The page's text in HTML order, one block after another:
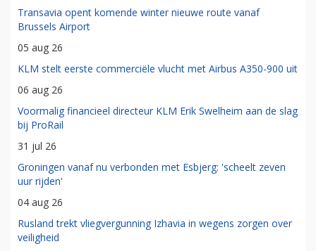
Transavia opent komende winter nieuwe route vanaf
Brussels Airport
05 aug 26
KLM stelt eerste commerciële vlucht met Airbus A350-900 uit
06 aug 26
Voormalig financieel directeur KLM Erik Swelheim aan de slag
bij ProRail
31 jul 26
Groningen vanaf nu verbonden met Esbjerg: 'scheelt zeven
uur rijden'
04 aug 26
Rusland trekt vliegvergunning Izhavia in wegens zorgen over
veiligheid